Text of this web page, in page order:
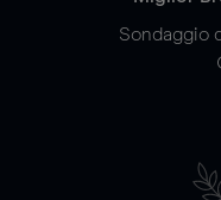
Sondaggio